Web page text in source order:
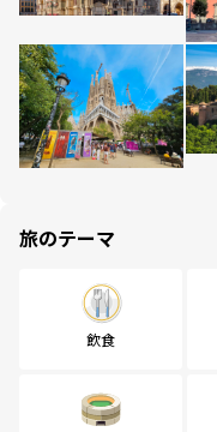
旅のテーマ
飲食